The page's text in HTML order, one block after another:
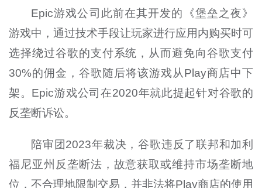
Epic游戏公司此前在其开发的《堡垒之夜》
游戏中，通过技术手段让玩家进行应用内购买时可
选择绕过谷歌的支付系统，从而避免向谷歌支付
30%的佣金，谷歌随后将该游戏从Play商店中下
架。Epic游戏公司在2020年就此提起针对谷歌的
反垄断诉讼。
陪审团2023年裁决，谷歌违反了联邦和加利
福尼亚州反垄断法，故意获取或维持市场垄断地
位，不合理地限制交易，并非法将Play商店的使用